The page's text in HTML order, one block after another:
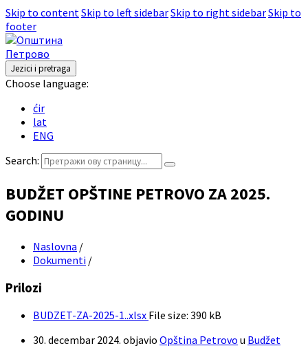
Skip to contentSkip to left sidebarSkip to right sidebarSkip to
footer
Jezici i pretraga
Choose language:
ćir
lat
ENG
Search:
BUDŽET OPŠTINE PETROVO ZA 2025.
GODINU
Naslovna /
Dokumenti /
Prilozi
BUDZET-ZA-2025-1..xlsx File size: 390 kB
30. decembar 2024. objavio Opština Petrovo u Budžet